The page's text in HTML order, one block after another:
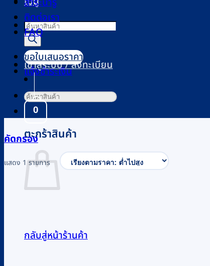
Products
search
เข้าสู่ระบบ / ลงทะเบียน
0
ตะกร้าสินค้า
กลับสู่หน้าร้านค้า
ติดต่อเรา
FAQ
ขอใบเสนอราคา
แจ้งชำระเงิน
ค้นหา:
คัดกรอง
แสดง 1 รายการ